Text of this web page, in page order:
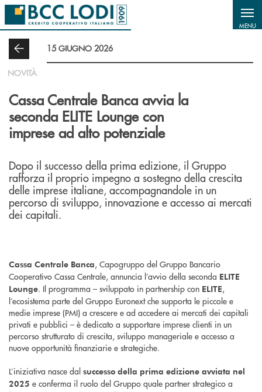
Salta al contenuto principale
MENU
15 GIUGNO 2026
NOVITÀ
Cassa Centrale Banca avvia la
seconda ELITE Lounge con
imprese ad alto potenziale
Dopo il successo della prima edizione, il Gruppo
rafforza il proprio impegno a sostegno della crescita
delle imprese italiane, accompagnandole in un
percorso di sviluppo, innovazione e accesso ai mercati
dei capitali.
Cassa Centrale Banca, Capogruppo del Gruppo Bancario
Cooperativo Cassa Centrale, annuncia l’avvio della seconda ELITE
Lounge. Il programma – sviluppato in partnership con ELITE,
l’ecosistema parte del Gruppo Euronext che supporta le piccole e
medie imprese (PMI) a crescere e ad accedere ai mercati dei capitali
privati e pubblici – è dedicato a supportare imprese clienti in un
percorso strutturato di crescita, sviluppo manageriale e accesso a
nuove opportunità finanziarie e strategiche.
L’iniziativa nasce dal successo della prima edizione avviata nel
2025 e conferma il ruolo del Gruppo quale partner strategico a